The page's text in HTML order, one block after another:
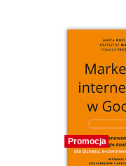
Promocja